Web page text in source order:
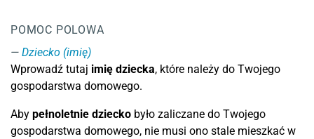
POMOC POLOWA
Dziecko (imię)
Wprowadź tutaj imię dziecka, które należy do Twojego
gospodarstwa domowego.
Aby pełnoletnie dziecko było zaliczane do Twojego
gospodarstwa domowego, nie musi ono stale mieszkać w